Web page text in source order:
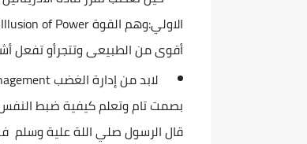
الاولي:وهم القوة Illusion of Power و والثانية حالة من فقدان الحياء
أقوى من الطبيعى وتتجرأو تفعل
لابد منإدارة الغضب
بصمت تام وتعلم كيفية ضبط
قال الرسول صلي اللة علية وسلم